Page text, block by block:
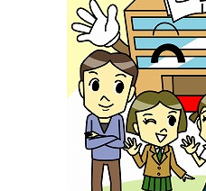
過去問題集
大学・短大以外の資料から
専門学校の資料請求
留学・進学関連、塾・予備校